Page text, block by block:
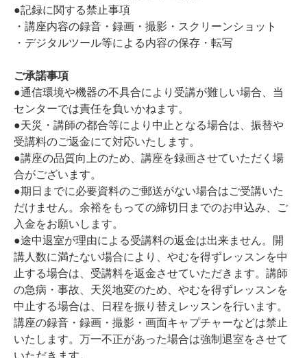
●記録に関する禁止事項
・講座内容の録音・録画・撮影・スクリーンショット
・デジタルツール等による内容の保存・転写
ご承諾事項
●通信環境や機器の不具合により受講が難しい場合、当
センターでは責任を負いかねます。
●天災・講師の都合等により中止となる場合は、振替や
受講料のご返金にて対応いたします。
●講座の品質向上のため、講座を録画させていただく場
合がございます。
●期日までに必要資料のご郵送がない場合はご受講いた
だけません。余裕をもっての締切日までのお申込み、ご
入金をお願いします。
●途中退室が理由による受講料の返金は出来ません。開
講人数に満たない場合により、やむを得ずレッスンを中
止する場合は、受講料を返金させていただきます。講師
の急病・事故、天災地変のため、やむを得ずレッスンを
中止する場合は、日程を振り替えレッスンを行います。
講座の録音・録画・撮影・画面キャプチャーなどは禁止
いたします。万一不正があった場合は強制退室をさせて
いただきます。